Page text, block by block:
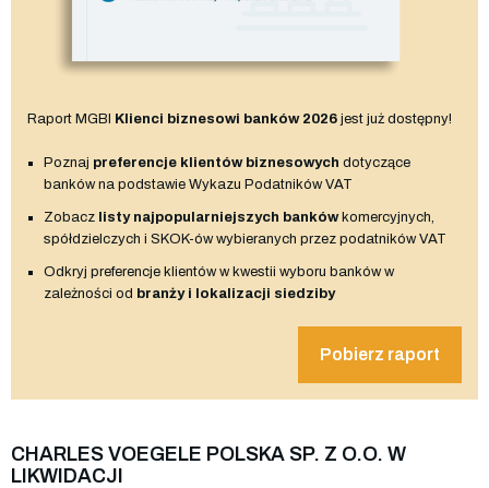
Raport MGBI Klienci biznesowi banków 2026 jest już dostępny!
Poznaj preferencje klientów biznesowych dotyczące
banków na podstawie Wykazu Podatników VAT
Zobacz listy najpopularniejszych bankówkomercyjnych,
spółdzielczych i SKOK-ów wybieranych przez podatników VAT
Odkryj preferencje klientów w kwestii wyboru banków w
zależności od branży i lokalizacji siedziby
Pobierz raport
CHARLES VOEGELE POLSKA SP. Z O.O. W
LIKWIDACJI